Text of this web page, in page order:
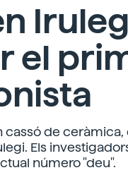
el
cassó de ceràmica,
Els
número "deu".